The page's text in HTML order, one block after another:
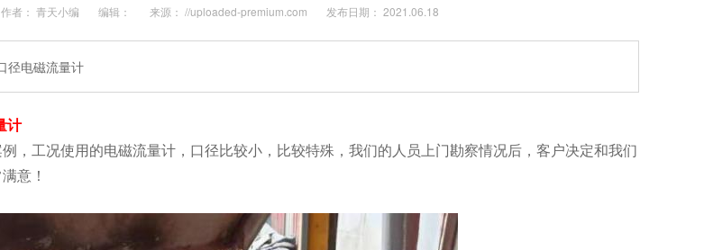
作者： 青天小编 编辑： 来源： //uploaded-premium.com 发布日期： 2021.06.18
径电磁流量计
计
，工况使用的电磁流量计，口径比较小，比较特殊，我们的人员上门勘察情况后，客户决定和我们
意！